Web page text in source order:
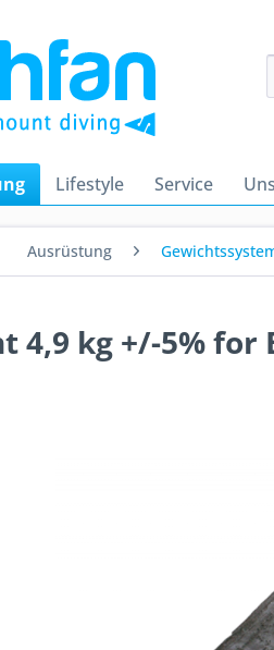
Lifestyle Service
Ausrüstung
4,9 kg +/-5% for